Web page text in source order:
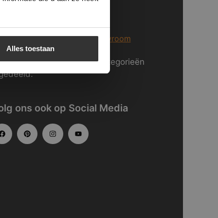
Alles toestaan
informatie overonze showroom
hieronze website in categorieën
ons ook op Social Media